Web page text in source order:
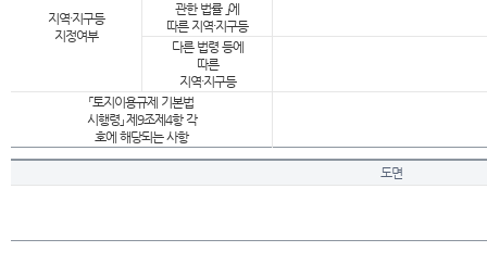
지역·지구등
지정여부
관한 법률 」에
따른 지역·지구등
다른 법령 등에
따른
지역·지구등
「토지이용규제 기본법
시행령」 제9조제4항 각
호에 해당되는 사항
도면